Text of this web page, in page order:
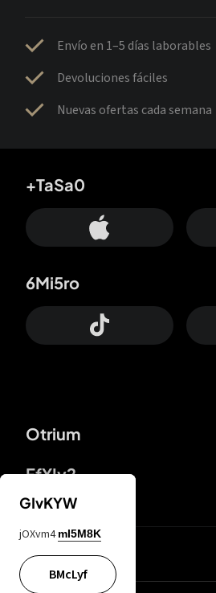
Envío en 1–5 días laborables
Devoluciones fáciles
Nuevas ofertas cada semana
Otrium
FfYIy2
+TaSa0
6Mi5ro
65A04M
GIvKYW
jOXvm4 mI5M8K
BMcLyf